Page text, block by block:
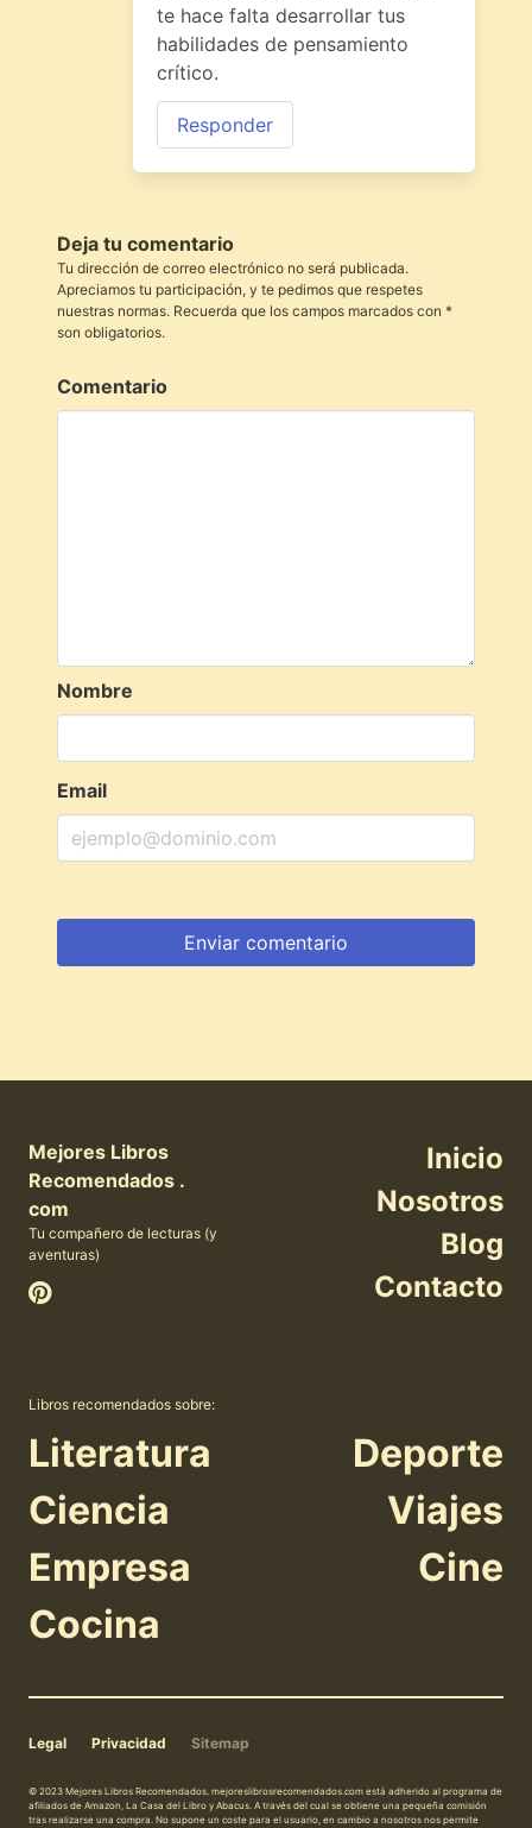
te hace falta desarrollar tus
habilidades de pensamiento
crítico.
Responder
Deja tu comentario
Tu dirección de correo electrónico no será publicada.
Apreciamos tu participación, y te pedimos que respetes
nuestras normas. Recuerda que los campos marcados con *
son obligatorios.
Comentario
Nombre
Email
Mejores Libros
Recomendados .
com
Tu compañero de lecturas (y
aventuras)
Inicio
Nosotros
Blog
Contacto
Libros recomendados sobre:
Literatura
Ciencia
Empresa
Cocina
Deporte
Viajes
Cine
Legal Privacidad Sitemap
© 2023 Mejores Libros Recomendados. mejoreslibrosrecomendados.com está adherido al programa de
afiliados de Amazon, La Casa del Libro y Abacus. A través del cual se obtiene una pequeña comisión
tras realizarse una compra. No supone un coste para el usuario, en cambio a nosotros nos permite